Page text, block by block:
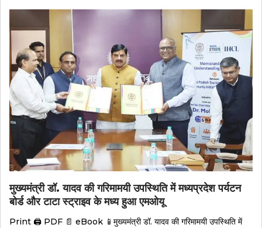
मुख्यमंत्री डॉ. यादव की गरिमामयी उपस्थिति में मध्यप्रदेश पर्यटन
बोर्ड और टाटा स्ट्राइव के मध्य हुआ एमओयू
Print 🖨 PDF 📄 eBook 📱मुख्यमंत्री डॉ. यादव की गरिमामयी उपस्थिति में